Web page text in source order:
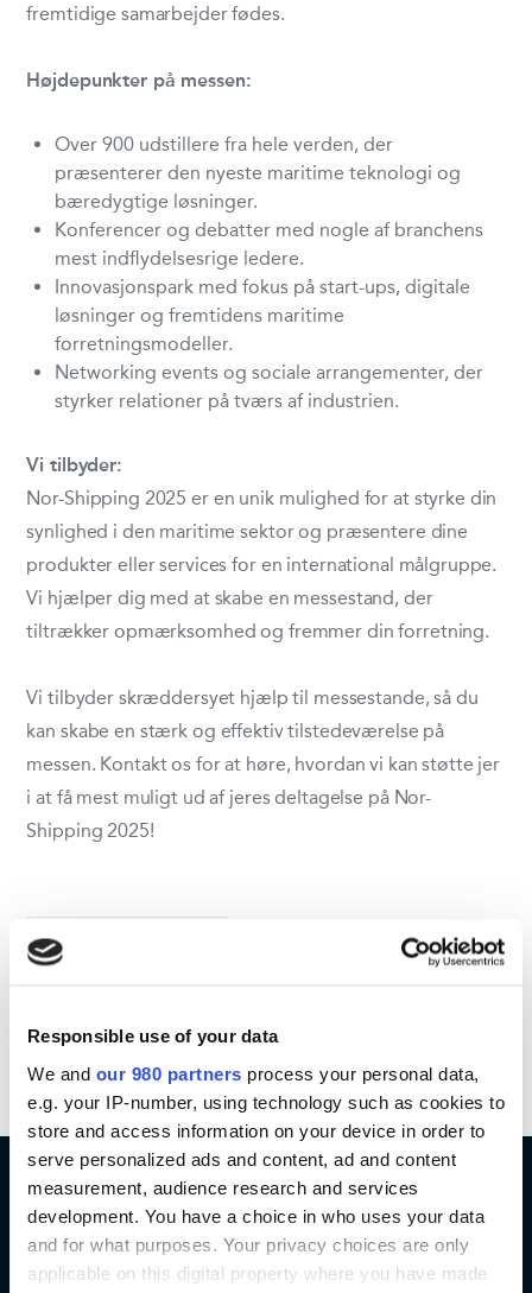
Responsible use of your data
We and our 980 partners process your personal data,
e.g. your IP-number, using technology such as cookies to
store and access information on your device in order to
serve personalized ads and content, ad and content
measurement, audience research and services
development. You have a choice in who uses your data
and for what purposes. Your privacy choices are only
applicable on this digital property where you have made
fremtidige samarbejder fødes.
Højdepunkter på messen:
Over 900 udstillere fra hele verden, der
præsenterer den nyeste maritime teknologi og
bæredygtige løsninger.
Konferencer og debatter med nogle af branchens
mest indflydelsesrige ledere.
Innovasjonspark med fokus på start-ups, digitale
løsninger og fremtidens maritime
forretningsmodeller.
Networking events og sociale arrangementer, der
styrker relationer på tværs af industrien.
Vi tilbyder:
Nor-Shipping 2025 er en unik mulighed for at styrke din
synlighed i den maritime sektor og præsentere dine
produkter eller services for en international målgruppe.
Vi hjælper dig med at skabe en messestand, der
tiltrækker opmærksomhed og fremmer din forretning.
Vi tilbyder skræddersyet hjælp til messestande, så du
kan skabe en stærk og effektiv tilstedeværelse på
messen. Kontakt os for at høre, hvordan vi kan støtte jer
i at få mest muligt ud af jeres deltagelse på Nor-
Shipping 2025!
KONTAKT